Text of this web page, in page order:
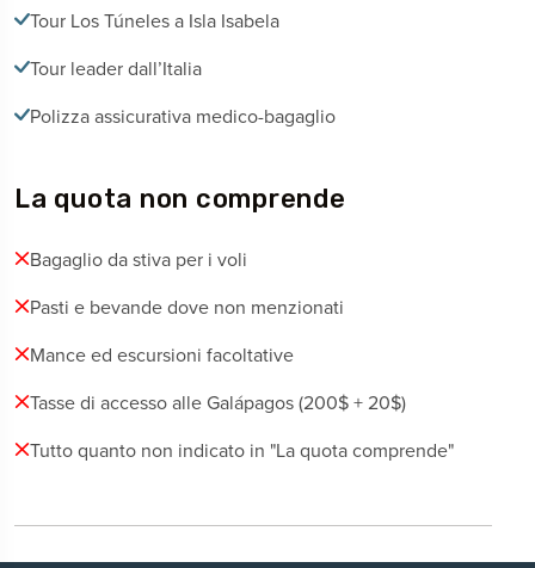
Tour Los Túneles a Isla Isabela
Tour leader dall’Italia
Polizza assicurativa medico-bagaglio
La quota non comprende
Bagaglio da stiva per i voli
Pasti e bevande dove non menzionati
Mance ed escursioni facoltative
Tasse di accesso alle Galápagos (200$ + 20$)
Tutto quanto non indicato in "La quota comprende"